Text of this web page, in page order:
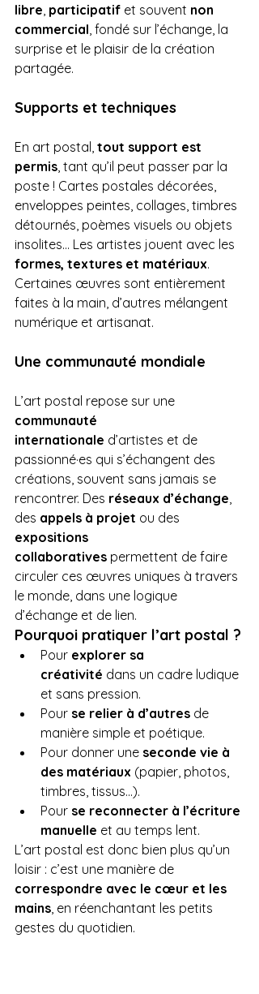
libre participatif et souvent non
commercial , fondé sur l’échange, la
surprise et le plaisir de la création
partagée.
Supports et techniques
En art postal, tout support est
permis , tant qu’il peut passer par la
poste ! Cartes postales décorées,
enveloppes peintes, collages, timbres
détournés, poèmes visuels ou objets
insolites... Les artistes jouent avec les
formes, textures et matériaux.
Certaines œuvres sont entièrement
faites à la main, d’autres mélangent
numérique et artisanat.
Une communauté mondiale
L’art postal repose sur une
communauté
internationale d’artistes et de
passionné·es qui s’échangent des
créations, souvent sans jamais se
rencontrer. Des réseaux d’échange
des appels à projet ou des
expositions
collaboratives permettent de faire
circuler ces œuvres uniques à travers
le monde, dans une logique
d’échange et de lien.
Pourquoi pratiquer l’art postal ?
Pour explorer sa
créativité dans un cadre ludique
et sans pression.
Pour se relier à d’autres de
manière simple et poétique.
Pour donner une seconde vie à
des matériaux (papier, photos,
timbres, tissus...).
Pour se reconnecter à l’écriture
manuelle et au temps lent.
L’art postal est donc bien plus qu’un
loisir : c’est une manière de
correspondre avec le cœur et les
mains , en réenchantant les petits
gestes du quotidien.